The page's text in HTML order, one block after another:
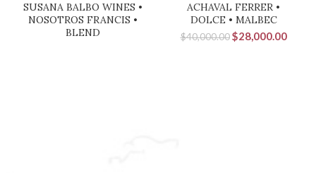
SUSANA BALBO WINES •
NOSOTROS FRANCIS •
BLEND
ACHAVAL FERRER •
DOLCE • MALBEC
$40,000.00 El
$28,000.00El